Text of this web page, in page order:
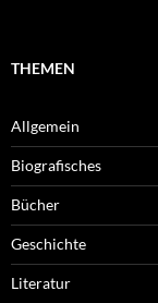
THEMEN
Allgemein
Biografisches
Bücher
Geschichte
Literatur